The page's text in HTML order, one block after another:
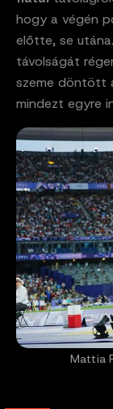
hogy a végén
előtte, se
távolságát
szeme döntött
mindezt egyre
Mattia